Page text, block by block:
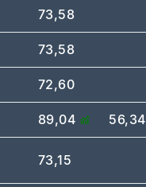
73,58
73,58
72,60
89,04 56,34
73,15